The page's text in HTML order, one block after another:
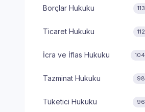
Borçlar Hukuku 113
Ticaret Hukuku 112
İcra ve İflas Hukuku 104
Tazminat Hukuku 98
Tüketici Hukuku 96